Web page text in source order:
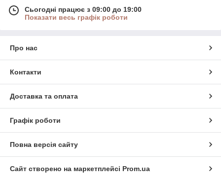
Сьогодні працює з 09:00 до 19:00
Показати весь графік роботи
Про нас
Контакти
Доставка та оплата
Графік роботи
Повна версія сайту
Сайт створено на маркетплейсі Prom.ua